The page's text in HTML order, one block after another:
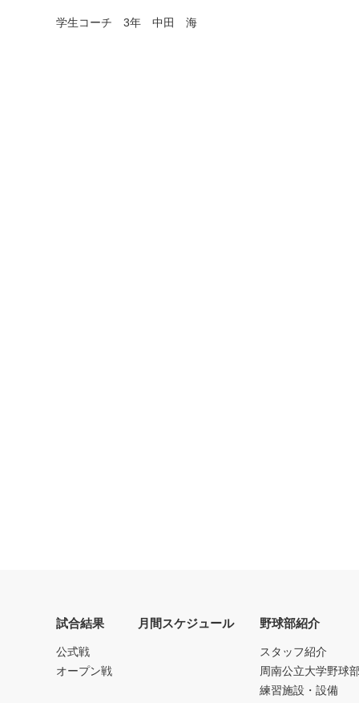
学生コーチ 3年 中田 海
試合結果
公式戦
オープン戦
月間スケジュール 野球部紹介
スタッフ紹介
周南公立大学野球
練習施設・設備